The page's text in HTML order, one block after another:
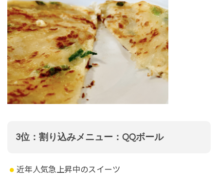
3位：割り込みメニュー：QQボール
近年人気急上昇中のスイーツ